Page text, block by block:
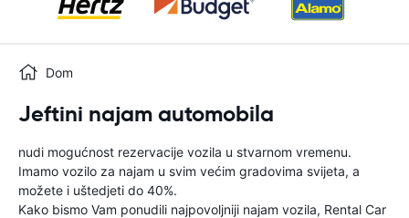
Dom
Jeftini najam automobila
nudi mogućnost rezervacije vozila u stvarnom vremenu.
Imamo vozilo za najam u svim većim gradovima svijeta, a
možete i uštedjeti do 40%.
Kako bismo Vam ponudili najpovoljniji najam vozila, Rental Car